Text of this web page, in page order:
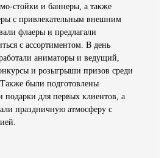
стойки и баннеры, а также
с привлекательным внешним
флаеры и предлагали
с ассортиментом. В день
аниматоры и ведущий,
и розыгрыши призов среди
были подготовлены
подарки для первых клиентов, а
праздничную атмосферу с